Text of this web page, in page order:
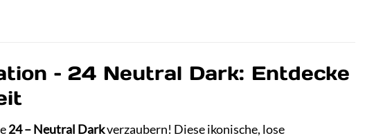
– 24 Neutral Dark: Entdecke
24 – Neutral Darkverzaubern! Diese ikonische, lose